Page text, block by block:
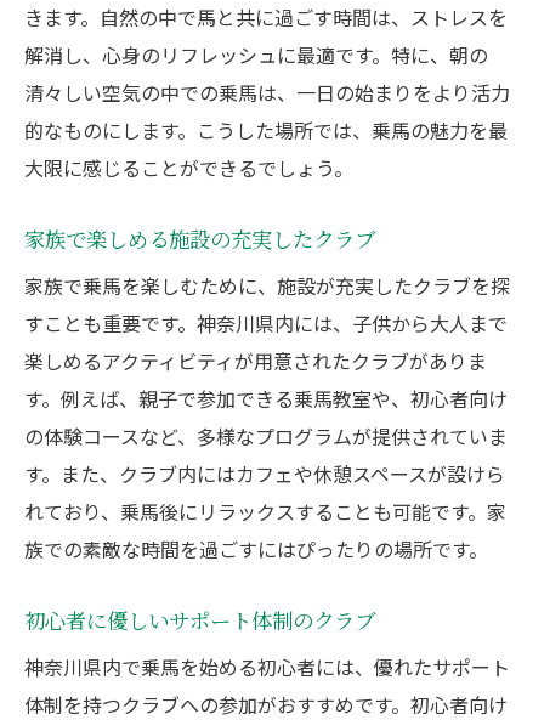
きます。自然の中で馬と共に過ごす時間は、ストレスを
解消し、心身のリフレッシュに最適です。特に、朝の
清々しい空気の中での乗馬は、一日の始まりをより活力
的なものにします。こうした場所では、乗馬の魅力を最
大限に感じることができるでしょう。
家族で楽しめる施設の充実したクラブ
家族で乗馬を楽しむために、施設が充実したクラブを探
すことも重要です。神奈川県内には、子供から大人まで
楽しめるアクティビティが用意されたクラブがありま
す。例えば、親子で参加できる乗馬教室や、初心者向け
の体験コースなど、多様なプログラムが提供されていま
す。また、クラブ内にはカフェや休憩スペースが設けら
れており、乗馬後にリラックスすることも可能です。家
族での素敵な時間を過ごすにはぴったりの場所です。
初心者に優しいサポート体制のクラブ
神奈川県内で乗馬を始める初心者には、優れたサポート
体制を持つクラブへの参加がおすすめです。初心者向け